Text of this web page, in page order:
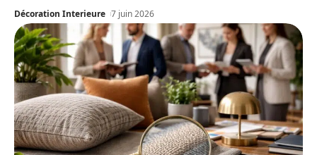
Décoration Interieure 7 juin 2026